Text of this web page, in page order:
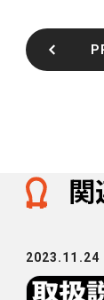
2023.11.24